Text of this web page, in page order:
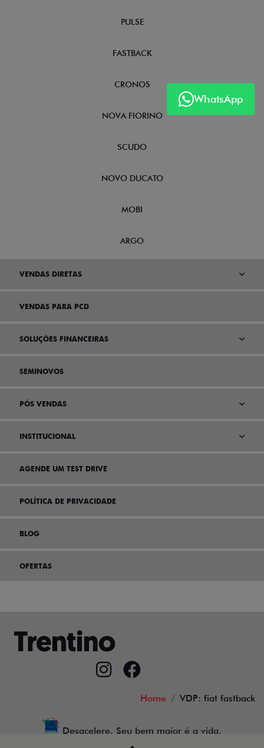
WhatsApp
PULSE
FASTBACK
CRONOS
NOVA FIORINO
SCUDO
NOVO DUCATO
MOBI
ARGO
VENDAS DIRETAS
VENDAS PARA PCD
SOLUÇÕES FINANCEIRAS
SEMINOVOS
PÓS VENDAS
INSTITUCIONAL
AGENDE UM TEST DRIVE
POLÍTICA DE PRIVACIDADE
BLOG
OFERTAS
Home VDP: fiat fastback
Desacelere. Seu bem maior é a vida.